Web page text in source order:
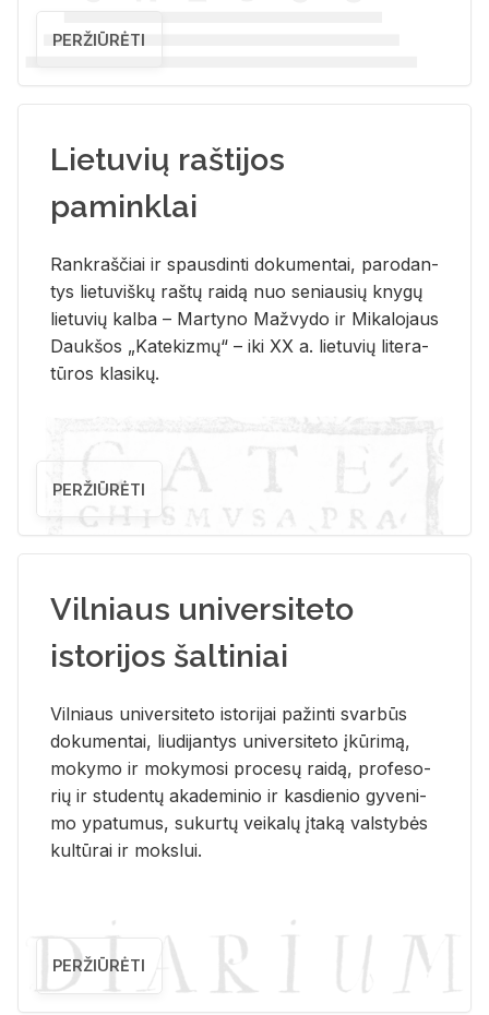
PERŽIŪRĖTI
Lietuvių raštijos
paminklai
Rank­raš­čiai ir spaus­din­ti do­ku­men­tai, pa­ro­dan­
tys lie­tu­viš­kų raš­tų rai­dą nuo se­niau­sių kny­gų
lie­tu­vių kal­ba – Mar­ty­no Ma­žvy­do ir Mi­ka­lo­jaus
Dauk­šos „Ka­te­kiz­mų“ – iki XX a. lie­tu­vių li­te­ra­
tū­ros kla­si­kų.
PERŽIŪRĖTI
Vilniaus universiteto
istorijos šaltiniai
Vil­niaus uni­ver­si­te­to is­to­ri­jai pa­žin­ti svar­būs
do­ku­men­tai, liu­di­jan­tys uni­ver­si­te­to įkū­ri­mą,
mo­ky­mo ir mo­ky­mo­si pro­ce­sų rai­dą, pro­fe­so­
rių ir stu­den­tų aka­de­mi­nio ir kas­die­nio gy­ve­ni­
mo ypa­tu­mus, su­kur­tų vei­ka­lų įta­ką vals­ty­bės
kul­tū­rai ir moks­lui.
PERŽIŪRĖTI